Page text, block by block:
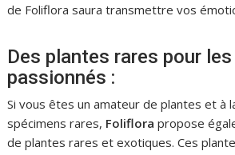
de Foliflora saura transmettre vos
Des plantes rares pour
passionnés :
Si vous êtes un amateur de plantes et à
spécimens rares, Foliflora propose
de plantes rares et exotiques. Ces